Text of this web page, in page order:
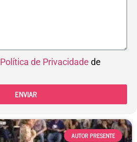
Política de Privacidade de
ENVIAR
AUTOR PRESENTE